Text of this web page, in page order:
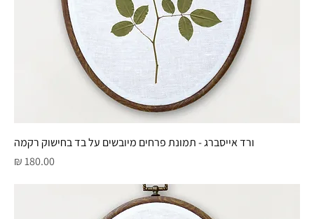
ורד אייסברג - תמונת פרחים מיובשים על בד בחישוק רקמה
מחיר